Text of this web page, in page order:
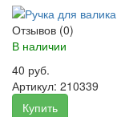
Отзывов (0)
В наличии
40 руб.
Артикул: 210339
Купить